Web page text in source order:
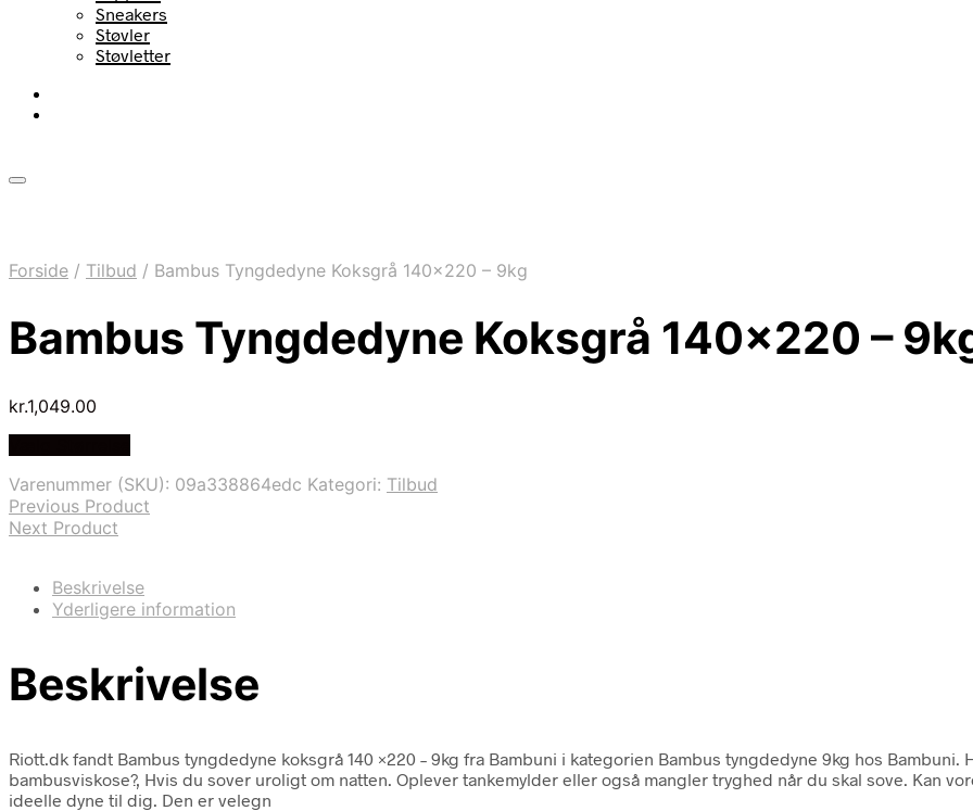
Sneakers
Støvler
Støvletter
Forside / Tilbud / Bambus Tyngdedyne Koksgrå 140×220 – 9kg
Bambus Tyngdedyne Koksgrå 140×220 –
kr.1,049.00
Varenummer (SKU): 09a338864edc Kategori: Tilbud
Previous Product
Next Product
Beskrivelse
Yderligere information
Beskrivelse
Riott.dk fandt Bambus tyngdedyne koksgrå 140 ×220 – 9kg fra Bambuni i kategorien Bambus tyngdedyne 9kg hos
bambusviskose?, Hvis du sover uroligt om natten. Oplever tankemylder eller også mangler tryghed når du skal sove. Kan
ideelle dyne til dig. Den er velegn